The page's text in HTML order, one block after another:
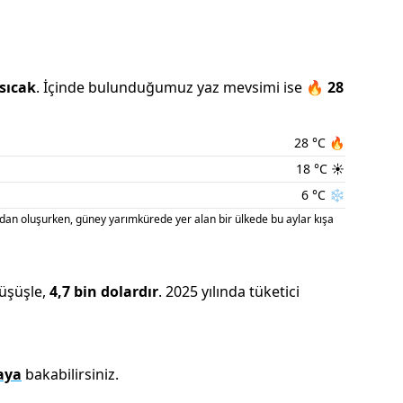
sıcak. İçinde bulunduğumuz yaz mevsimi ise 🔥 28
28 °C 🔥
18 °C ☀️
6 °C ❄️
oluşurken, güney yarımkürede yer alan bir ülkede bu aylar kışa
, 4,7 bin dolardır. 2025yılında tüketici
bakabilirsiniz.